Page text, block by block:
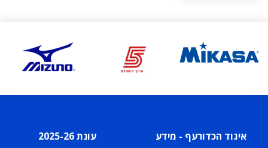
איגוד הכדורעף - מידע עונת 2025-26